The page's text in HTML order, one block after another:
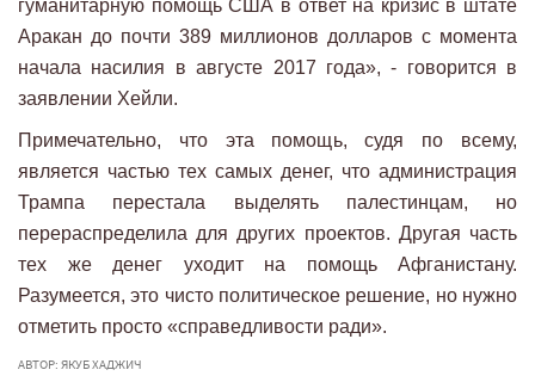
гуманитарную помощь США в ответ на кризис в штате
Аракан до почти 389 миллионов долларов с момента
начала насилия в августе 2017 года», - говорится в
заявлении Хейли.
Примечательно, что эта помощь, судя по всему,
является частью тех самых денег, что администрация
Трампа перестала выделять палестинцам, но
перераспределила для других проектов. Другая часть
тех же денег уходит на помощь Афганистану.
Разумеется, это чисто политическое решение, но нужно
отметить просто «справедливости ради».
АВТОР: ЯКУБ ХАДЖИЧ